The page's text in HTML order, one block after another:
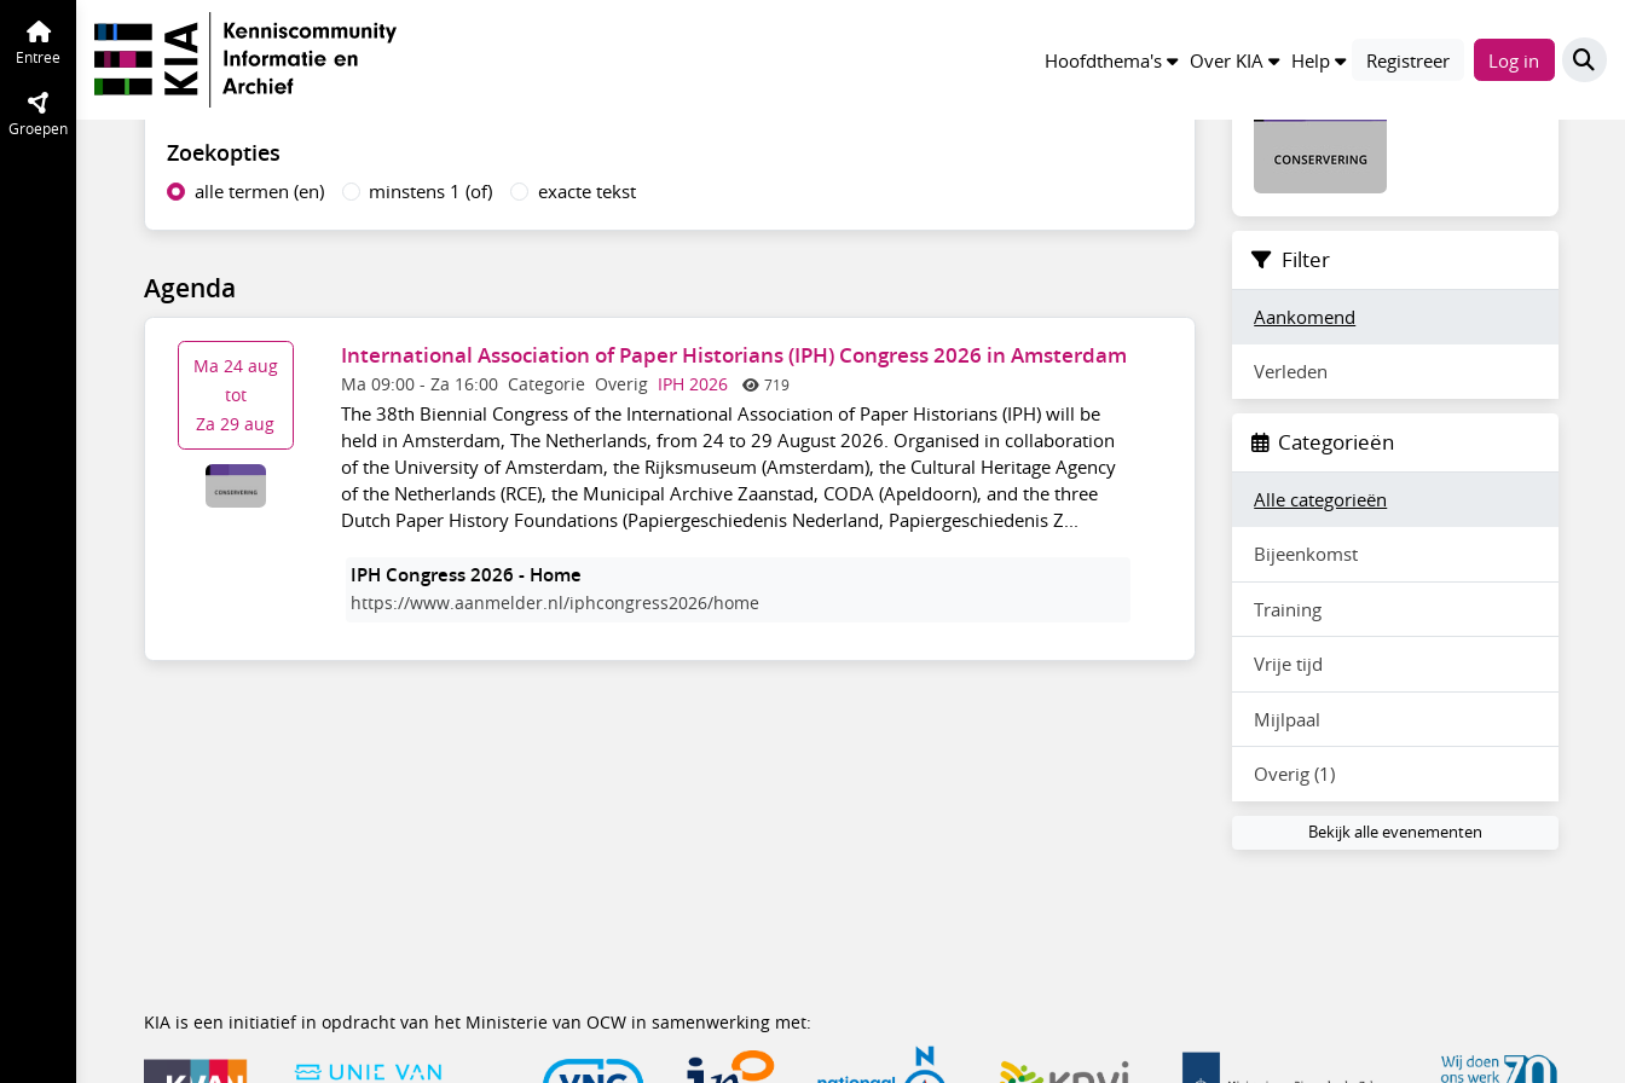
Hoofdthema's Over KIA Help Registreer Log in
Entree
Groepen
Behoud fysieke documenten
Vind in agenda
Zoekopties
alle termen (en) minstens 1 (of) exacte tekst
Agenda
International Association of Paper Historians (IPH) Congress 2026 in Amsterdam
Ma 09:00- Za 16:00 Categorie Overig IPH 2026 719
The 38th Biennial Congress of the International Association of Paper Historians (IPH) will be
held in Amsterdam, The Netherlands, from 24 to 29 August 2026. Organised in collaboration
of the University of Amsterdam, the Rijksmuseum (Amsterdam), the Cultural Heritage Agency
of the Netherlands (RCE), the Municipal Archive Zaanstad, CODA (Apeldoorn), and the three
Dutch Paper History Foundations (Papiergeschiedenis Nederland, Papiergeschiedenis Z...
IPH Congress 2026 - Home
https://www.aanmelder.nl/iphcongress2026/home
Ma 24 aug
tot
Za 29 aug
Behoud fysieke documenten
Filter
Aankomend
Verleden
Categorieën
Alle categorieën
Bijeenkomst
Training
Vrije tijd
Mijlpaal
Overig (1)
Bekijk alle evenementen
KIA is een initiatief in opdracht van het Ministerie van OCW in samenwerking met: